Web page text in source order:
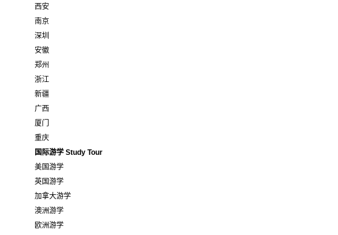
西安
南京
深圳
安徽
郑州
浙江
新疆
广西
厦门
重庆
国际游学 Study Tour
美国游学
英国游学
加拿大游学
澳洲游学
欧洲游学